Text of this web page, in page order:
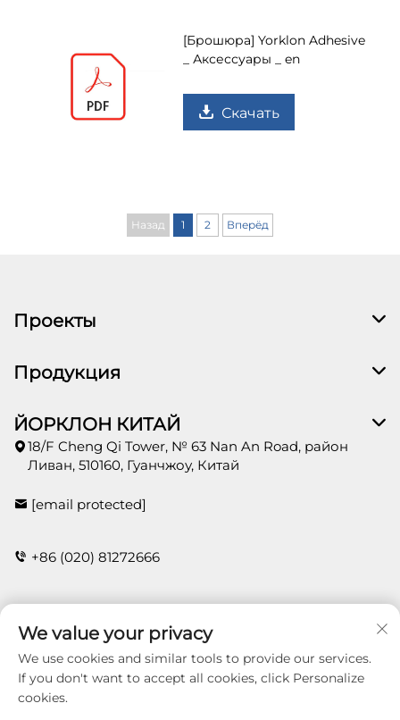
[Брошюра] Yorklon Adhesive
_ Аксессуары _ en
Скачать
Назад 1 2 Вперёд
Проекты
Продукция
ЙОРКЛОН КИТАЙ
18/F Cheng Qi Tower, № 63 Nan An Road, район
Ливан, 510160, Гуанчжоу, Китай
[email protected]
+86 (020) 81272666
КОНТАКТЫ
Copyright © 2026 Guangzhou Yorklon Wallcoverings
We value your privacy
We use cookies and similar tools to provide our services.
If you don't want to accept all cookies, click Personalize
cookies.